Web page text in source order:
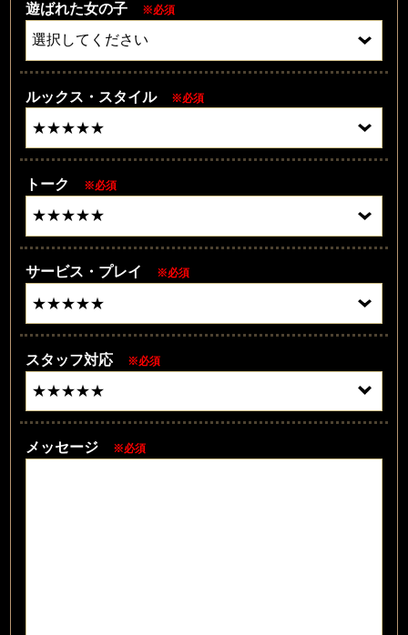
遊ばれた女の子 ※必須
ルックス・スタイル ※必須
トーク ※必須
サービス・プレイ ※必須
スタッフ対応 ※必須
メッセージ ※必須